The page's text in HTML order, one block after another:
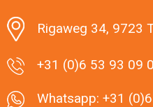
Rigaweg 34, 9723
+31 (0)6 53 93 09
Whatsapp: +31